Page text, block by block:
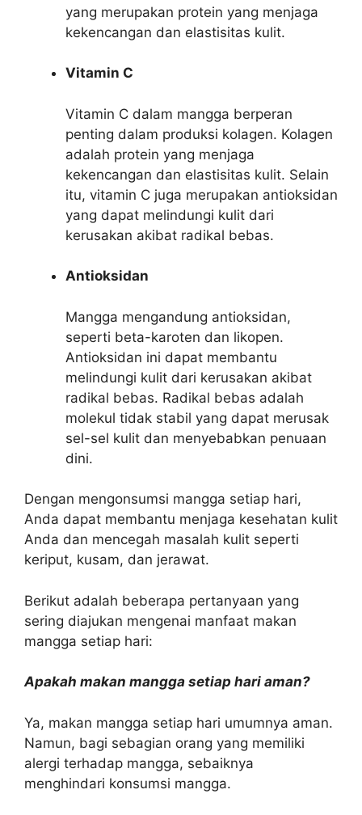
yang merupakan protein yang menjaga
kekencangan dan elastisitas kulit.
Vitamin C
Vitamin C dalam mangga berperan
penting dalam produksi kolagen. Kolagen
adalah protein yang menjaga
kekencangan dan elastisitas kulit. Selain
itu, vitamin C juga merupakan antioksidan
yang dapat melindungi kulit dari
kerusakan akibat radikal bebas.
Antioksidan
Mangga mengandung antioksidan,
seperti beta-karoten dan likopen.
Antioksidan ini dapat membantu
melindungi kulit dari kerusakan akibat
radikal bebas. Radikal bebas adalah
molekul tidak stabil yang dapat merusak
sel-sel kulit dan menyebabkan penuaan
dini.
Dengan mengonsumsi mangga setiap hari,
Anda dapat membantu menjaga kesehatan kulit
Anda dan mencegah masalah kulit seperti
keriput, kusam, dan jerawat.
Berikut adalah beberapa pertanyaan yang
sering diajukan mengenai manfaat makan
mangga setiap hari:
Apakah makan mangga setiap hari aman?
Ya, makan mangga setiap hari umumnya aman.
Namun, bagi sebagian orang yang memiliki
alergi terhadap mangga, sebaiknya
menghindari konsumsi mangga.